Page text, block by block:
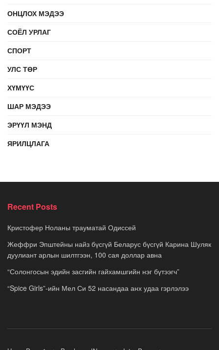
ОНЦЛОХ МЭДЭЭ
СОЁЛ УРЛАГ
СПОРТ
УЛС ТӨР
ХҮМҮҮС
ШАР МЭДЭЭ
ЭРҮҮЛ МЭНД
ЯРИЛЦЛАГА
Recent Posts
Кристофер Ноланы трауматай Одиссей
Жеффри Эпштейны найз бүсгүй Беларус бүсгүй Карина Шуляк
дуулиант арлын шилтгээн, 100 сая доллар авна
“Солонгосын эдийн засгийн гайхамшгийн нэг бүтээгч”
“Spice Girls”-ийн Мел Си 52 насандаа анх удаа гэрлэлээ